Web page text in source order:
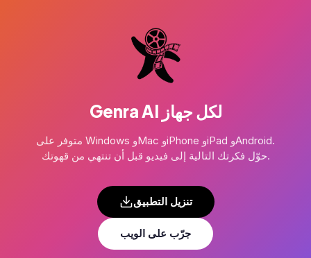
Genra AI لكل جهاز
متوفر على Windows وMac وiPhone وiPad وAndroid.
حوّل فكرتك التالية إلى فيديو قبل أن تنتهي من قهوتك.
تنزيل التطبيق
جرّب على الويب